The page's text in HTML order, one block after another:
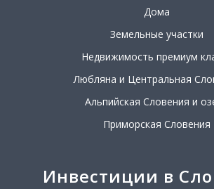
Дома
Земельные участки
Недвижимость премиум
Любляна и Центральная
Альпийская Словения и
Приморская Словения
Инвестиции в